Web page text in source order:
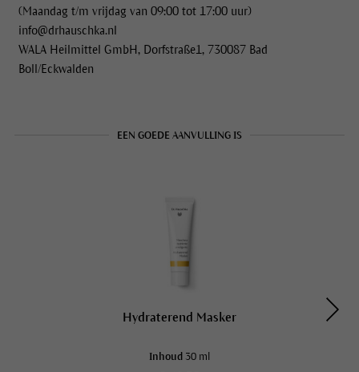
(Maandag t/m vrijdag van 09:00 tot 17:00 uur)
info@drhauschka.nl
WALA Heilmittel GmbH, Dorfstraße1, 730087 Bad
Boll/Eckwalden
EEN GOEDE AANVULLING IS
Hydraterend Masker
Inhoud 30 ml